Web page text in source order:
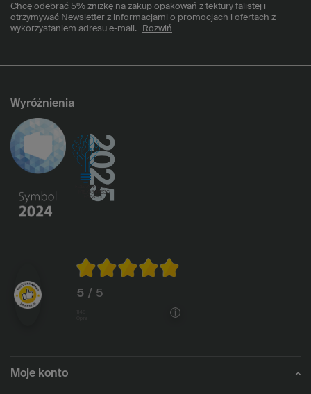
Chcę odebrać 5% zniżkę na zakup opakowań z tektury falistej i
otrzymywać Newsletter z informacjami o promocjach i ofertach z
wykorzystaniem adresu e-mail.
Rozwiń
Wyróżnienia
5 / 5
Moje konto